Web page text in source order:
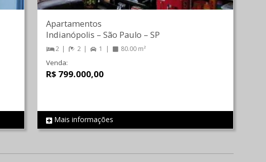
REF 73
Apartamentos
Indianópolis –São Paulo –SP
2 2 1 80.00 m²
Venda:
R$ 799.000,00
Mais informações